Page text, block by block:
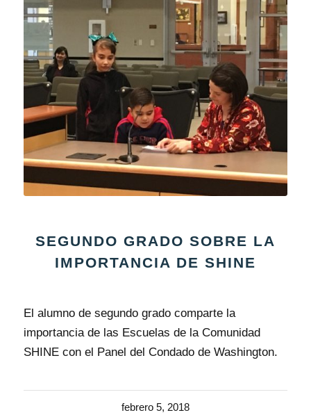
SEGUNDO GRADO SOBRE LA
IMPORTANCIA DE SHINE
El alumno de segundo grado comparte la
importancia de las Escuelas de la Comunidad
SHINE con el Panel del Condado de Washington.
febrero 5, 2018